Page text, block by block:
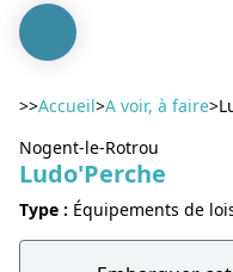
>>Accueil>A voir, à faire>
Nogent-le-Rotrou
Ludo'Perche
Type : Équipements de